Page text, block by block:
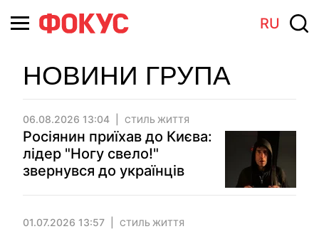
RU
НОВИНИ ГРУПА
06.08.2026 13:04 СТИЛЬ ЖИТТЯ
Росіянин приїхав до Києва:
лідер "Ногу свело!"
звернувся до українців
01.07.2026 13:57 СТИЛЬ ЖИТТЯ